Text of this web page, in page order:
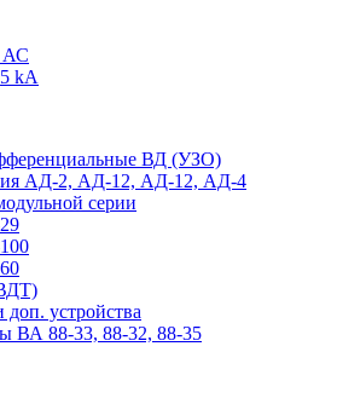
АС
kA
ВД (УЗО)
АД-2, АД-12, АД-12, АД-4
серии
устройства
ВА 88-33, 88-32, 88-35